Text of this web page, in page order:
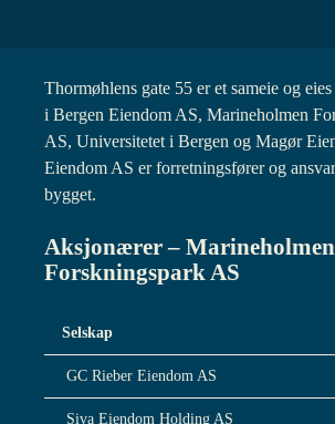
Thormøhlens gate 55 er et sameie og
i Bergen Eiendom AS, Marineholmen
AS, Universitetet i Bergen og Magør
Eiendom AS er forretningsfører og
bygget.
Aksjonærer – Marineholmen
Forskningspark AS
Selskap
GC Rieber Eiendom AS
Siva Eiendom Holding AS